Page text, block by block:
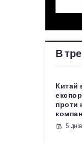
В
Китай
проти
5